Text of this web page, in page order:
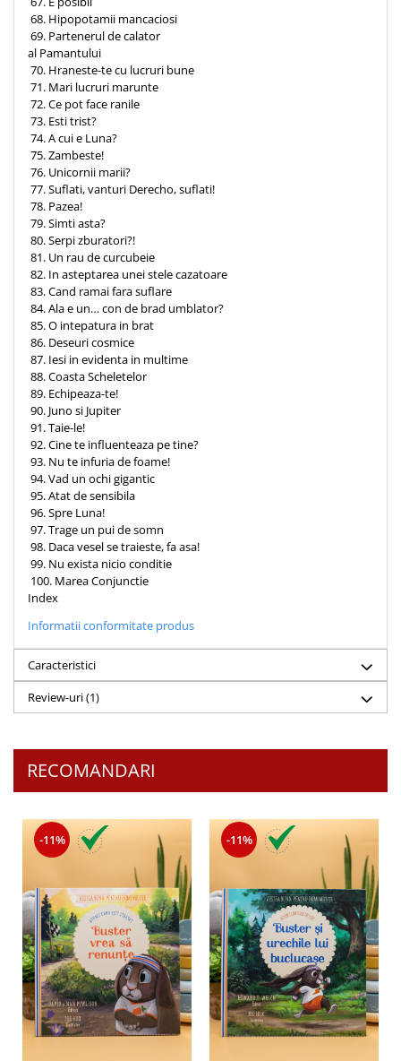
68. Hipopotamii mancaciosi
69. Partenerul de calator
al Pamantului
70. Hraneste-te cu lucruri bune
71. Mari lucruri marunte
72. Ce pot face ranile
73. Esti trist?
74. A cui e Luna?
75. Zambeste!
76. Unicornii marii?
77. Suflati, vanturi Derecho, suflati!
78. Pazea!
79. Simti asta?
80. Serpi zburatori?!
81. Un rau de curcubeie
82. In asteptarea unei stele cazatoare
83. Cand ramai fara suflare
84. Ala e un… con de brad umblator?
85. O intepatura in brat
86. Deseuri cosmice
87. Iesi in evidenta in multime
88. Coasta Scheletelor
89. Echipeaza-te!
90. Juno si Jupiter
91. Taie-le!
92. Cine te influenteaza pe tine?
93. Nu te infuria de foame!
94. Vad un ochi gigantic
95. Atat de sensibila
96. Spre Luna!
97. Trage un pui de somn
98. Daca vesel se traieste, fa asa!
99. Nu exista nicio conditie
100. Marea Conjunctie
Index
Informatii conformitate produs
Caracteristici
Review-uri(1)
RECOMANDARI
-11% -11%